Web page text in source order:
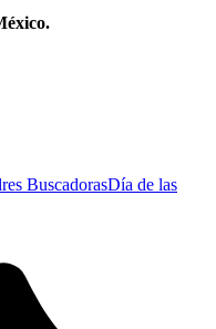
BuscadorasDía de las